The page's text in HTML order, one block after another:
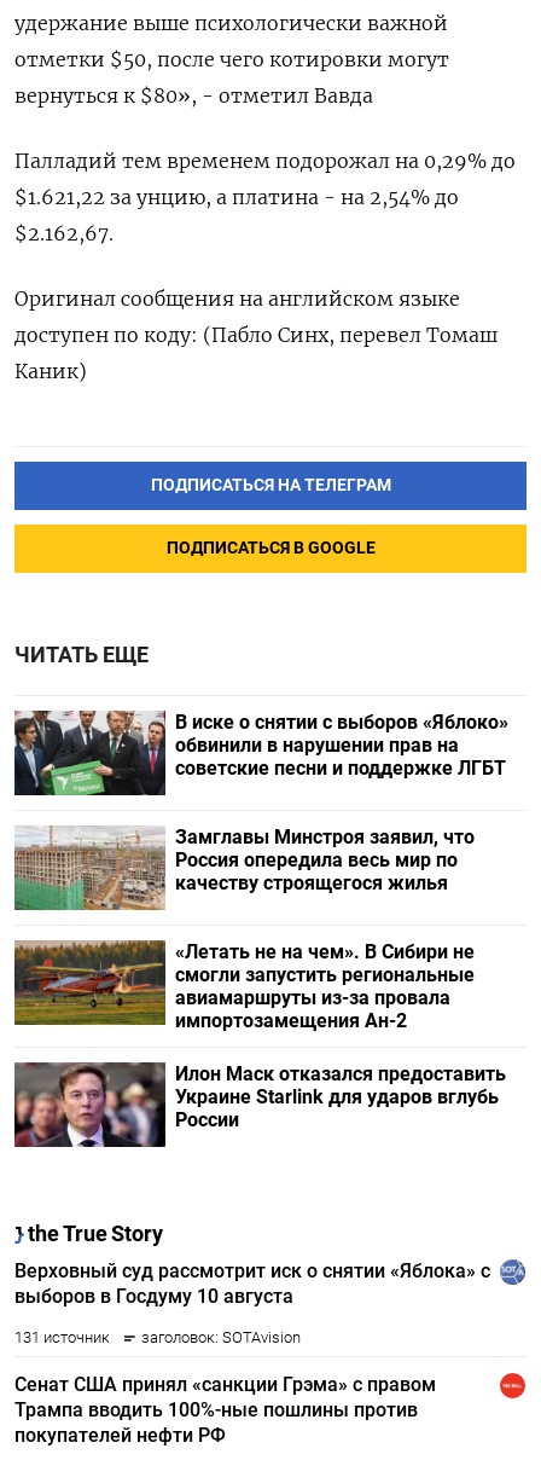
удержание ‍выше психологически важной
отметки $50, после чего котировки могут
вернуться к $80», - отметил Вавда
Палладий тем ‍временем подорожал на 0,29% до
$1.621,22​​ за унцию, а платина - на 2,54% до
$2.162,67.
Оригинал ⁠сообщения на английском языке
доступен по коду: (Пабло Синх, перевел Томаш
Каник)
ПОДПИСАТЬСЯ НА ТЕЛЕГРАМ
ПОДПИСАТЬСЯ В GOOGLE
ЧИТАТЬ ЕЩЕ
В иске о снятии с выборов «Яблоко»
обвинили в нарушении прав на
советские песни и поддержке ЛГБТ
Замглавы Минстроя заявил, что
Россия опередила весь мир по
качеству строящегося жилья
«Летать не на чем». В Сибири не
смогли запустить региональные
авиамаршруты из-за провала
импортозамещения Ан-2
Илон Маск отказался предоставить
Украине Starlink для ударов вглубь
России